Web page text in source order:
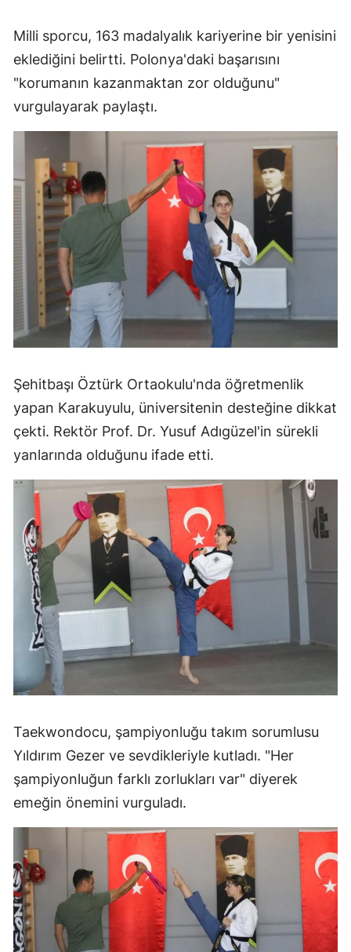
Milli sporcu, 163 madalyalık kariyerine bir yenisini
eklediğini belirtti. Polonya'daki başarısını
"korumanın kazanmaktan zor olduğunu"
vurgulayarak paylaştı.
Şehitbaşı Öztürk Ortaokulu'nda öğretmenlik
yapan Karakuyulu, üniversitenin desteğine dikkat
çekti. Rektör Prof. Dr. Yusuf Adıgüzel'in sürekli
yanlarında olduğunu ifade etti.
Taekwondocu, şampiyonluğu takım sorumlusu
Yıldırım Gezer ve sevdikleriyle kutladı. "Her
şampiyonluğun farklı zorlukları var" diyerek
emeğin önemini vurguladı.